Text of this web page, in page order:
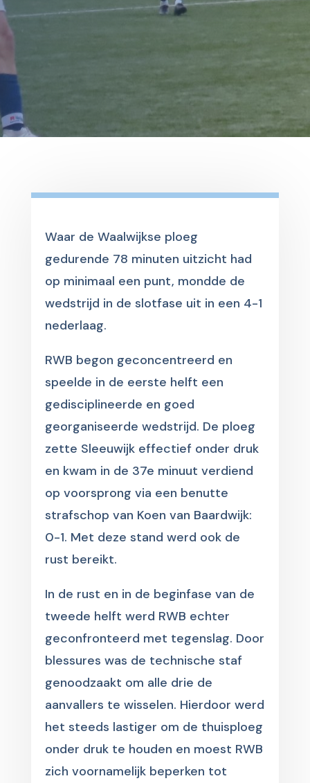
Waar de Waalwijkse ploeg
gedurende 78 minuten uitzicht had
op minimaal een punt, mondde de
wedstrijd in de slotfase uit in een 4-1
nederlaag.
RWB begon geconcentreerd en
speelde in de eerste helft een
gedisciplineerde en goed
georganiseerde wedstrijd. De ploeg
zette Sleeuwijk effectief onder druk
en kwam in de 37e minuut verdiend
op voorsprong via een benutte
strafschop van Koen van Baardwijk:
0-1. Met deze stand werd ook de
rust bereikt.
In de rust en in de beginfase van de
tweede helft werd RWB echter
geconfronteerd met tegenslag. Door
blessures was de technische staf
genoodzaakt om alle drie de
aanvallers te wisselen. Hierdoor werd
het steeds lastiger om de thuisploeg
onder druk te houden en moest RWB
zich voornamelijk beperken tot